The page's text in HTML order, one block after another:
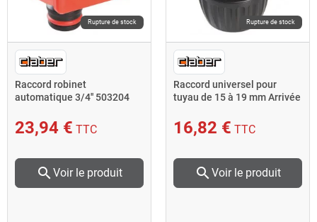
Rupture de stock
Raccord robinet
automatique 3/4'' 503204
23,94 € TTC
search Voir le produit
Rupture de stock
Raccord universel pour
tuyau de 15 à 19 mm Arrivée
16,82 € TTC
search Voir le produit